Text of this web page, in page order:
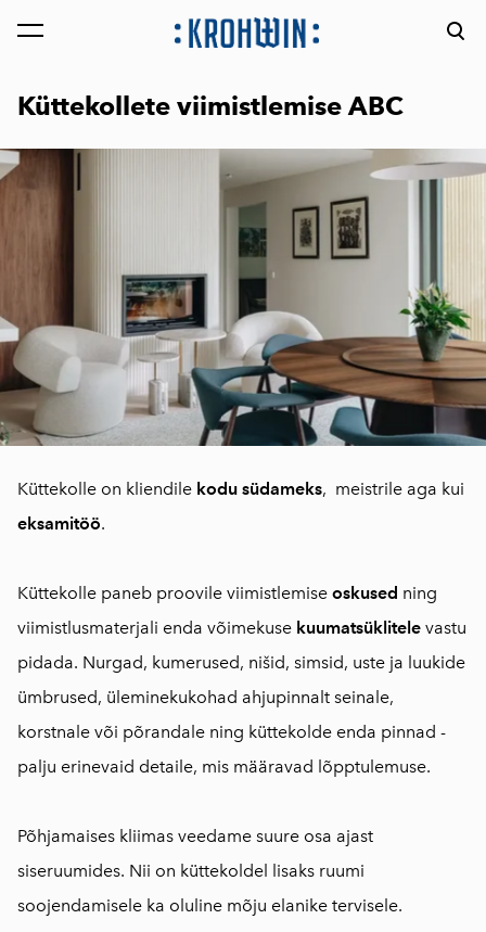
lisati ostukorvi. Vaata ostukorvi
Küttekollete viimistlemise ABC
Küttekolle on kliendile kodu südameks, meistrile aga kui
eksamitöö.
Küttekolle paneb proovile viimistlemise oskused ning
viimistlusmaterjali enda võimekuse kuumatsüklitele vastu
pidada. Nurgad, kumerused, nišid, simsid, uste ja luukide
ümbrused, üleminekukohad ahjupinnalt seinale,
korstnale või põrandale ning küttekolde enda pinnad -
palju erinevaid detaile, mis määravad lõpptulemuse.
Põhjamaises kliimas veedame suure osa ajast
siseruumides. Nii on küttekoldel lisaks ruumi
soojendamisele ka oluline mõju elanike tervisele.